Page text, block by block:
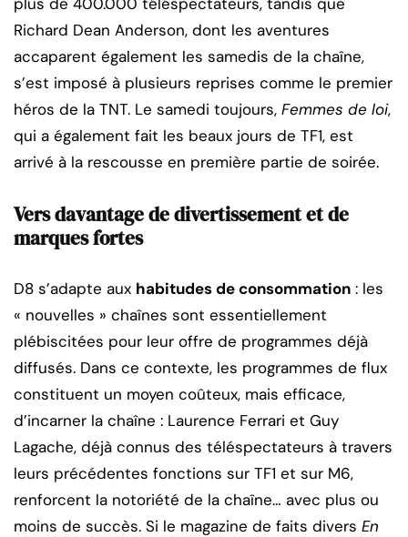
Richard Dean Anderson, dont les aventures
accaparent également les samedis de la chaîne,
s’est imposé à plusieurs reprises comme le premier
héros de la TNT. Le samedi toujours, Femmes de loi,
qui a également fait les beaux jours de TF1, est
arrivé à la rescousse en première partie de soirée.
Vers davantage de divertissement et de
marques fortes
D8 s’adapte aux habitudes de consommation : les
« nouvelles » chaînes sont essentiellement
plébiscitées pour leur offre de programmes déjà
diffusés. Dans ce contexte, les programmes de flux
constituent un moyen coûteux, mais efficace,
d’incarner la chaîne : Laurence Ferrari et Guy
Lagache, déjà connus des téléspectateurs à travers
leurs précédentes fonctions sur TF1 et sur M6,
renforcent la notoriété de la chaîne… avec plus ou
moins de succès. Si le magazine de faits divers En